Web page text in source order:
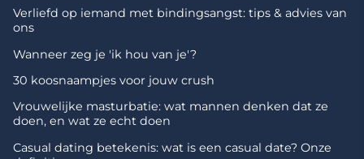
Verliefd op iemand met bindingsangst: tips & advies van
ons
Wanneer zeg je 'ik hou van je'?
30 koosnaampjes voor jouw crush
Vrouwelijke masturbatie: wat mannen denken dat ze
doen, en wat ze echt doen
Casual dating betekenis: wat is een casual date? Onze